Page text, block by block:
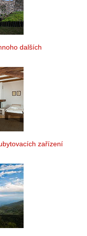
dalších
zařízení